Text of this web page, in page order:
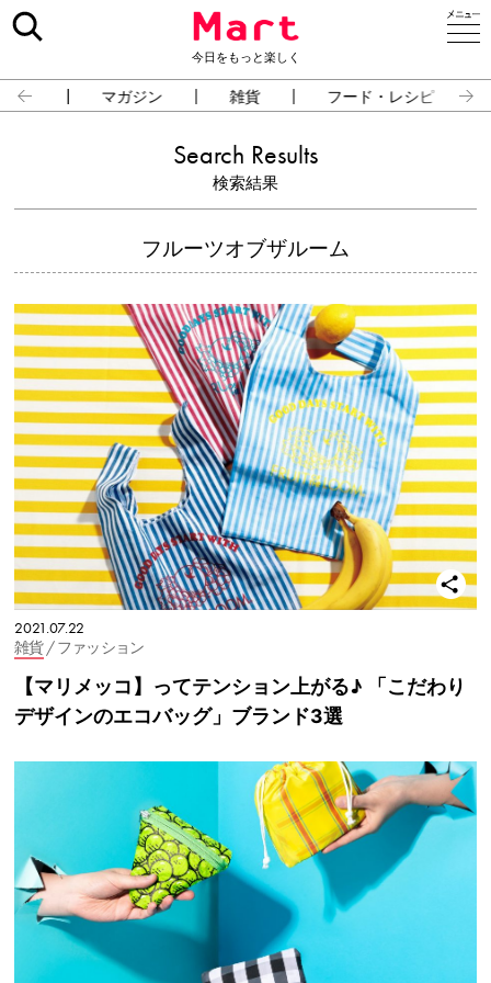
今日をもっと楽しく
占い マガジン 雑貨 フード・レシピ
Search Results
検索結果
フルーツオブザルーム
2021.07.22
雑貨/ ファッション
【マリメッコ】ってテンション上がる♪ 「こだわり
デザインのエコバッグ」ブランド3選